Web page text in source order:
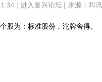
| 进入复兴论坛| 来源：和
为：标准股份，沱牌舍得。